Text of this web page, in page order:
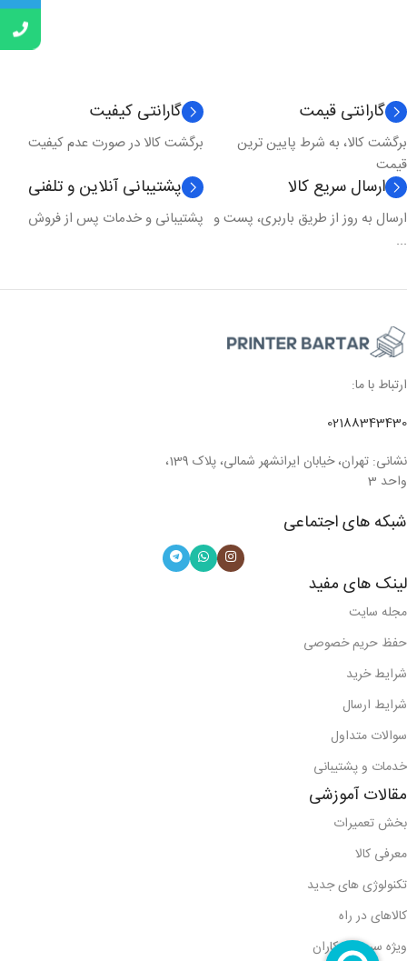
گارانتی قیمت
برگشت کالا، به شرط پایین ترین
قیمت
گارانتی کیفیت
برگشت کالا در صورت عدم کیفیت
ارسال سریع کالا
ارسال به روز از طریق باربری، پست و
...
پشتیبانی آنلاین و تلفنی
پشتیبانی و خدمات پس از فروش
ارتباط با ما:
02188343430
نشانی: تهران، خیابان ایرانشهر شمالی، پلاک 139،
واحد 3
شبکه های اجتماعی
لینک های مفید
مجله سایت
حفظ حریم خصوصی
شرایط خرید
شرایط ارسال
سوالات متداول
خدمات و پشتیبانی
مقالات آموزشی
بخش تعمیرات
معرفی کالا
تکنولوژی های جدید
کالاهای در راه
ویژه سرویس کاران